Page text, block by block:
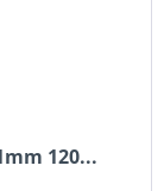
120...